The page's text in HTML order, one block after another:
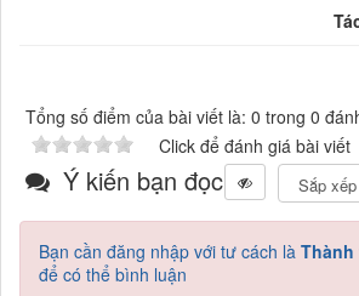
Tổng số điểm của bài viết là: 0 trong 0
Click để đánh giá bài viết
Ý kiến bạn đọc
Bạn cần đăng nhập với tư cách là
để có thể bình luận